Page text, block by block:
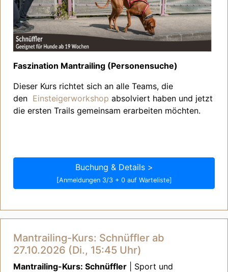
Faszination Mantrailing (Personensuche)
Dieser Kurs richtet sich an alle Teams, die
den Einsteigerworkshop absolviert haben und jetzt
die ersten Trails gemeinsam erarbeiten möchten.
Buchung & Details >
[Anmeldungen 3/3 + 0 auf Warteliste]
Mantrailing-Kurs: Schnüffler ab
27.10.2026 (Di., 15:45 Uhr)
Mantrailing-Kurs: Schnüffler | Sport und